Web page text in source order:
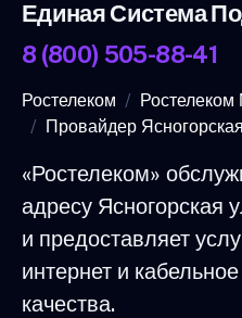
Единая Система
8 (800) 505-88-41
Ростелеком
Ростелеком
Провайдер
«Ростелеком»
адресу Ясногорская
и предоставляет
интернет и
качества.